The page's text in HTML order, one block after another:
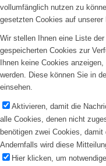
vollumfänglich nutzen zu
gesetzten Cookies auf unserer
Wir stellen Ihnen eine Liste
gespeicherten Cookies zur
Ihnen keine Cookies
werden. Diese können Sie in
einsehen.
Aktivieren, damit die
alle Cookies, denen nicht
benötigen zwei Cookies,
Andernfalls wird diese
Hier klicken, um